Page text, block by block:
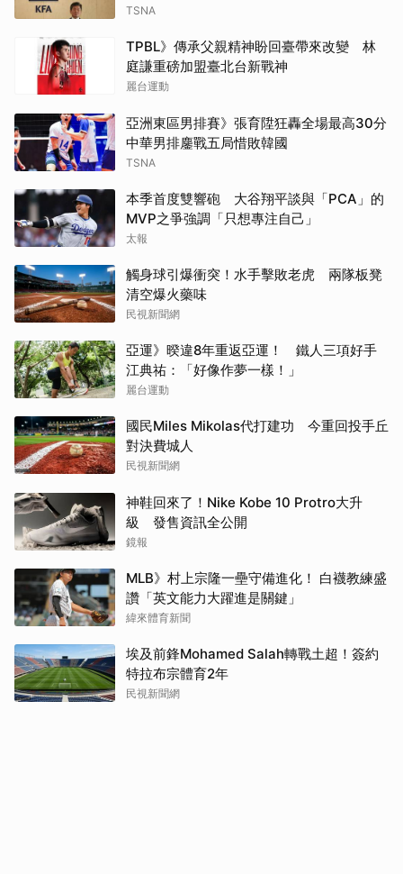
TSNA
TPBL》傳承父親精神盼回臺帶來改變 林
庭謙重磅加盟臺北台新戰神
麗台運動
亞洲東區男排賽》張育陞狂轟全場最高30分
中華男排鏖戰五局惜敗韓國
TSNA
本季首度雙響砲 大谷翔平談與「PCA」的
MVP之爭強調「只想專注自己」
太報
觸身球引爆衝突！水手擊敗老虎 兩隊板凳
清空爆火藥味
民視新聞網
亞運》暌違8年重返亞運！ 鐵人三項好手
江典祐：「好像作夢一樣！」
麗台運動
國民Miles Mikolas代打建功 今重回投手丘
對決費城人
民視新聞網
神鞋回來了！Nike Kobe 10 Protro大升
級 發售資訊全公開
鏡報
MLB》村上宗隆一壘守備進化！ 白襪教練盛
讚「英文能力大躍進是關鍵」
緯來體育新聞
埃及前鋒Mohamed Salah轉戰土超！簽約
特拉布宗體育2年
民視新聞網